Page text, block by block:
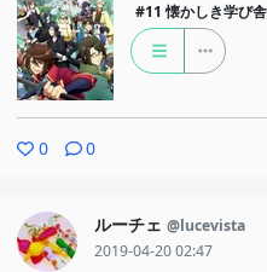
#11 懐かしき学び
0 0
ルーチェ @lucevista
2019-04-20 02:47